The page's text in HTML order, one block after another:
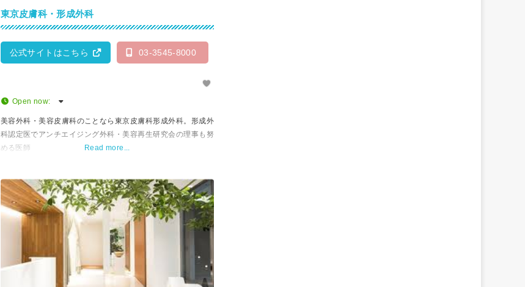
東京皮膚科・形成外科
公式サイトはこちら 03-3545-8000
Open now:
美容外科・美容皮膚科のことなら東京皮膚科形成外科。形成外
科認定医でアンチエイジング外科・美容再生研究会の理事も努
める医師
Read more...